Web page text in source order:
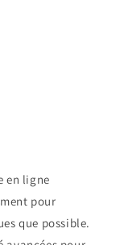
en ligne
pour
que possible.